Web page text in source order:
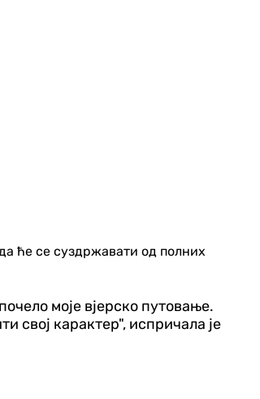
да ће се суздржавати од полних
моје вјерско путовање.
свој карактер", испричала је